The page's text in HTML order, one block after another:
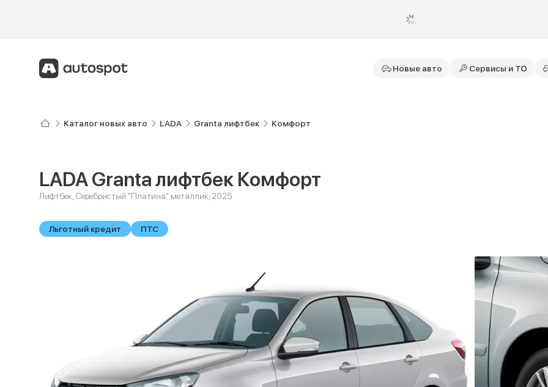
Новые авто Сервисы и ТО
Каталог новых авто LADA Granta лифтбек Комфорт
LADA Granta лифтбек Комфорт
Лифтбек, Серебристый "Платина" металлик, 2025
Льготный кредит ПТС